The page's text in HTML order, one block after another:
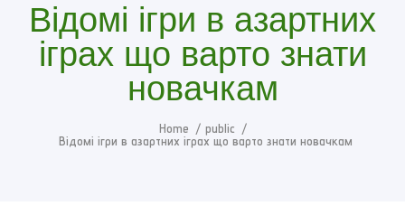
Відомі ігри в азартних
іграх що варто знати
новачкам
Home
public
Відомі ігри в азартних іграх що варто знати новачкам